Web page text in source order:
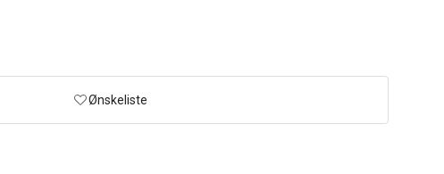
Ønskeliste